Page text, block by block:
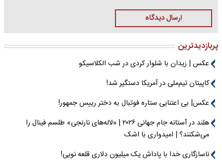
ارسال دیدگاه
پربازدیدترین
عکس | زیدان با شلوار کردی در شب الکلاسیکو
کاپیتان تیم‌ملی در آمریکا دستگیر شد!
عکس| بی اعتنایی ستاره فوتبال به دختر رییس جمهور!
هلند در آستانه جام جهانی ۲۰۲۶ | «لاله‌های نارنجی» طلسم فینال را
می‌شکنند؟ | امیدواری با اشک
ناسازگاری خدا با پاداش یک میلیون دلاری قلعه نویی!